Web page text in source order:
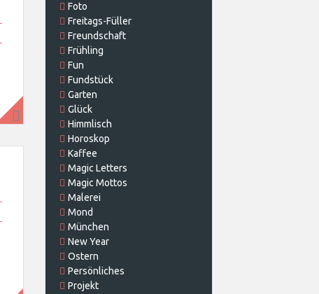
Foto
Freitags-Füller
Freundschaft
Frühling
Fun
Fundstück
Garten
Glück
Himmlisch
Horoskop
Kaffee
Magic Letters
Magic Mottos
Malerei
Mond
München
New Year
Ostern
Persönliches
Projekt